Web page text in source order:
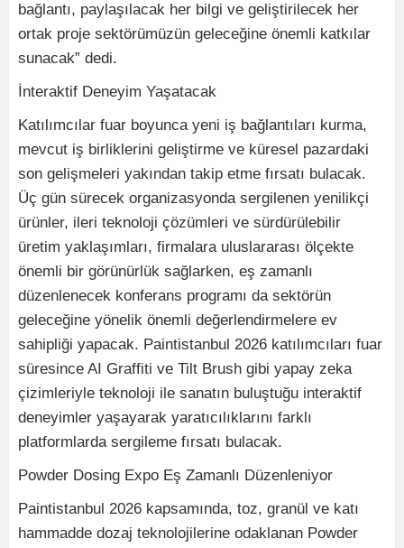
bağlantı, paylaşılacak her bilgi ve geliştirilecek her
ortak proje sektörümüzün geleceğine önemli katkılar
sunacak” dedi.
İnteraktif Deneyim Yaşatacak
Katılımcılar fuar boyunca yeni iş bağlantıları kurma,
mevcut iş birliklerini geliştirme ve küresel pazardaki
son gelişmeleri yakından takip etme fırsatı bulacak.
Üç gün sürecek organizasyonda sergilenen yenilikçi
ürünler, ileri teknoloji çözümleri ve sürdürülebilir
üretim yaklaşımları, firmalara uluslararası ölçekte
önemli bir görünürlük sağlarken, eş zamanlı
düzenlenecek konferans programı da sektörün
geleceğine yönelik önemli değerlendirmelere ev
sahipliği yapacak. Paintistanbul 2026 katılımcıları fuar
süresince AI Graffiti ve Tilt Brush gibi yapay zeka
çizimleriyle teknoloji ile sanatın buluştuğu interaktif
deneyimler yaşayarak yaratıcılıklarını farklı
platformlarda sergileme fırsatı bulacak.
Powder Dosing Expo Eş Zamanlı Düzenleniyor
Paintistanbul 2026 kapsamında, toz, granül ve katı
hammadde dozaj teknolojilerine odaklanan Powder